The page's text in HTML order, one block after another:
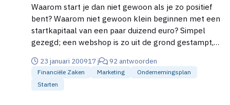
Waarom start je dan niet gewoon als je zo positief
bent? Waarom niet gewoon klein beginnen met een
startkapitaal van een paar duizend euro? Simpel
gezegd; een webshop is zo uit de grond gestampt,
eerste inkopen te regelen. Kun je dat geld
uberhaupt niet zelf bij elkaar krijgen? Als het niet
blijkt te werken (te veel concurrentie, lage marges
23 januari 200917 j 92 antwoorden
Financiële Zaken Marketing
Ondernemingsplan
Starten